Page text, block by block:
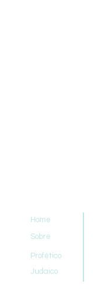
Home
Sobre
Profético
Judaico